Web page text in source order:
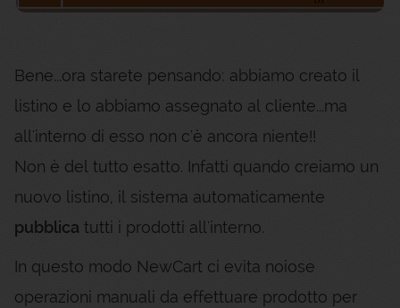
Bene...ora starete pensando: abbiamo creato il
listino e lo abbiamo assegnato al cliente...ma
all'interno di esso non c'è ancora niente!!
Non è del tutto esatto. Infatti quando creiamo un
nuovo listino, il sistema automaticamente
pubblica tutti i prodotti all'interno.
In questo modo NewCart ci evita noiose
operazioni manuali da effettuare prodotto per